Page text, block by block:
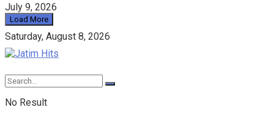
July 9, 2026
Load More
Saturday, August 8, 2026
No Result